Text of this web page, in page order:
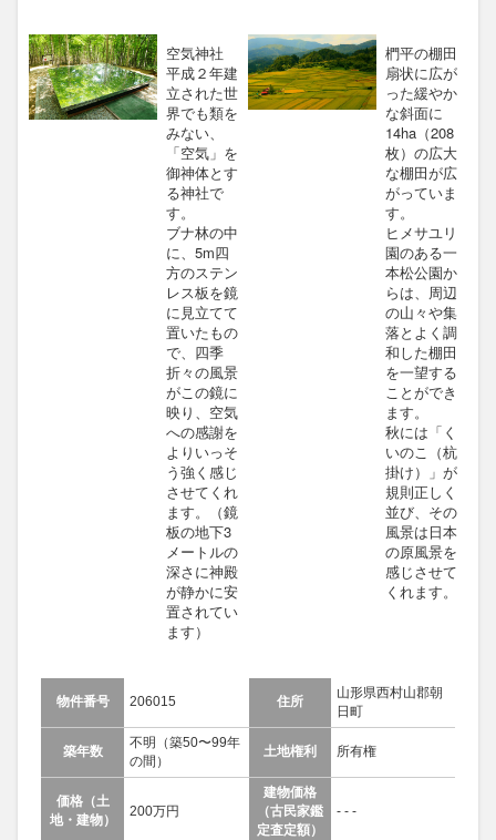
空気神社
平成２年建
立された世
界でも類を
みない、
「空気」を
御神体とす
る神社で
す。
ブナ林の中
に、5m四
方のステン
レス板を鏡
に見立てて
置いたもの
で、四季
折々の風景
がこの鏡に
映り、空気
への感謝を
よりいっそ
う強く感じ
させてくれ
ます。（鏡
板の地下3
メートルの
深さに神殿
が静かに安
置されてい
ます）
椚平の棚田
扇状に広が
った緩やか
な斜面に
14ha（208
枚）の広大
な棚田が広
がっていま
す。
ヒメサユリ
園のある一
本松公園か
らは、周辺
の山々や集
落とよく調
和した棚田
を一望する
ことができ
ます。
秋には「く
いのこ（杭
掛け）」が
規則正しく
並び、その
風景は日本
の原風景を
感じさせて
くれます。
物件番号 206015 住所
山形県西村山郡朝
日町
築年数
不明（築50〜99年
の間）
土地権利 所有権
価格（土
地・建物）
200万円
建物価格
（古民家鑑
定査定額）
- - -